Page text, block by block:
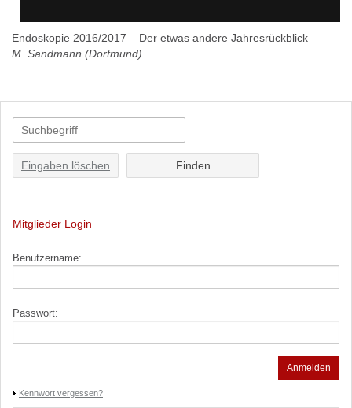
Endoskopie 2016/2017 – Der etwas andere Jahresrückblick
M. Sandmann (Dortmund)
Eingaben löschen
Mitglieder Login
Benutzername:
Passwort:
Kennwort vergessen?